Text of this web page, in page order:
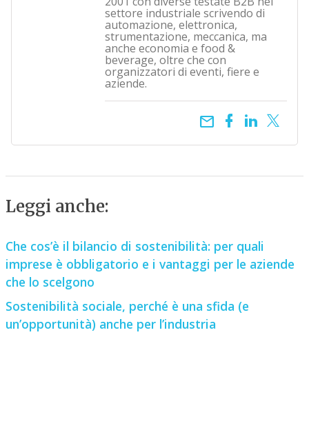
settore industriale scrivendo di
automazione, elettronica,
strumentazione, meccanica, ma
anche economia e food &
beverage, oltre che con
organizzatori di eventi, fiere e
aziende.
email
Leggi anche:
Che cos’è il bilancio di sostenibilità: per quali
imprese è obbligatorio e i vantaggi per le aziende
che lo scelgono
Sostenibilità sociale, perché è una sfida (e
un’opportunità) anche per l’industria